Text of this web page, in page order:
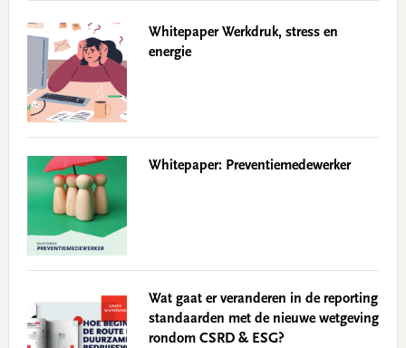
Whitepaper Werkdruk, stress en
energie
Whitepaper: Preventiemedewerker
Wat gaat er veranderen in de reporting
standaarden met de nieuwe wetgeving
rondom CSRD & ESG?